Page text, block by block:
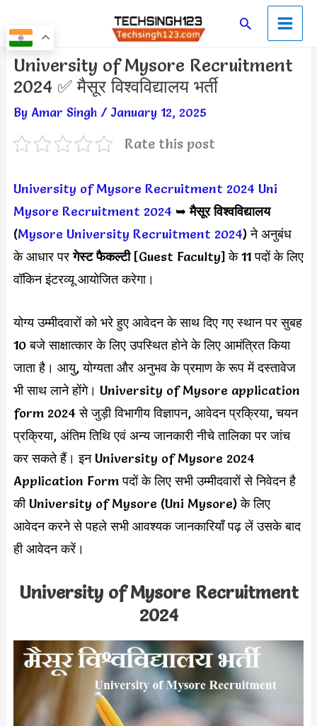
to
content
SearchMain
Menu
University of Mysore Recruitment
2024 ✅ मैसूर विश्वविद्यालय भर्ती
By Amar Singh / January 12, 2025
Rate this post
University of Mysore Recruitment 2024 Uni
Mysore Recruitment 2024 ➥मैसूर विश्वविद्यालय
(Mysore University Recruitment 2024) ने अनुबंध
के आधार परगेस्ट फैकल्टी[Guest Faculty] के 11 पदों के लिए
वॉकिन इंटरव्यू आयोजित करेगा।
योग्य उम्मीदवारों को भरे हुए आवेदन के साथ दिए गए स्थान पर सुबह
10 बजे साक्षात्कार के लिए उपस्थित होने के लिए आमंत्रित किया
जाता है। आयु, योग्यता और अनुभव के प्रमाण के रूप में दस्तावेज
भी साथ लाने होंगे। University of Mysore application
form 2024 से जुड़ी विभागीय विज्ञापन, आवेदन प्रक्रिया, चयन
प्रक्रिया, अंतिम तिथि एवं अन्य जानकारी नीचे तालिका पर जांच
कर सकते हैं। इन University of Mysore 2024
Application Form पदों के लिए सभी उम्मीदवारों से निवेदन है
की University of Mysore (Uni Mysore) के लिए
आवेदन करने से पहले सभी आवश्यक जानकारियाँ पढ़ लें उसके बाद
ही आवेदन करें।
University of Mysore Recruitment
2024
Post
navigation